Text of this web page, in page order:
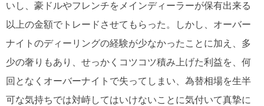
いし、豪ドルやフレンチをメインディーラーが保有出来る
以上の金額でトレードさせてもらった。しかし、オーバー
ナイトのディーリングの経験が少なかったことに加え、多
少の奢りもあり、せっかくコツコツ積み上げた利益を、何
回となくオーバーナイトで失ってしまい、為替相場を生半
可な気持ちでは対峙してはいけないことに気付いて真摯に